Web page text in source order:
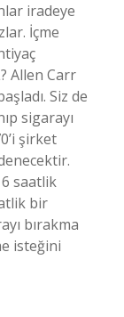
iradeye
İçme
Allen Carr
Siz de
sigarayı
şirket
saatlik
bir
bırakma
isteğini